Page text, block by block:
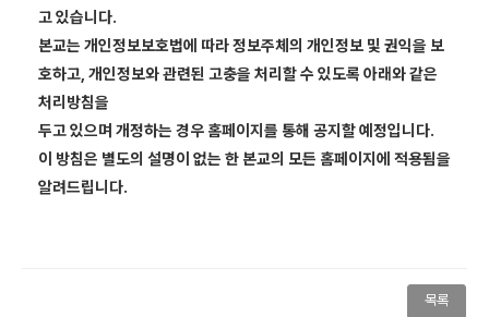
고 있습니다.
본교는 개인정보보호법에 따라 정보주체의 개인정보 및 권익을 보
호하고, 개인정보와 관련된 고충을 처리할 수 있도록 아래와 같은
처리방침을
두고 있으며 개정하는 경우 홈페이지를 통해 공지할 예정입니다.
이 방침은 별도의 설명이 없는 한 본교의 모든 홈페이지에 적용됨을
알려드립니다.
목록